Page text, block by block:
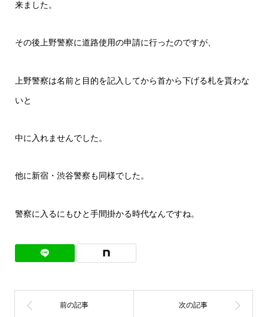
来ました。
その後上野警察に道路使用の申請に行ったのですが、
上野警察は名前と目的を記入してから首から下げる札を貰わな
いと
中に入れませんでした。
他に新宿・渋谷警察も同様でした。
警察に入るにもひと手間掛かる時代なんですね。